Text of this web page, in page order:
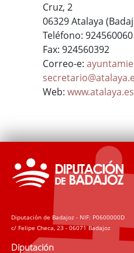
Cruz, 2
06329 Atalaya
Teléfono: 924560060
Fax: 924560392
Correo-e:
Web: www.atalaya.es
Diputación de Badajoz - NIF: P0600000D
c/ Felipe Checa, 23 - 06071 Badajoz
Diputación